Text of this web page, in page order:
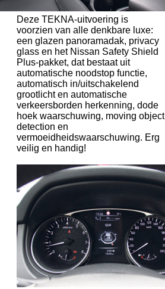
Deze TEKNA-uitvoering is
voorzien van alle denkbare luxe:
een glazen panoramadak, privacy
glass en het Nissan Safety Shield
Plus-pakket, dat bestaat uit
automatische noodstop functie,
automatisch in/uitschakelend
grootlicht en automatische
verkeersborden herkenning, dode
hoek waarschuwing, moving object
detection en
vermoeidheidswaarschuwing. Erg
veilig en handig!